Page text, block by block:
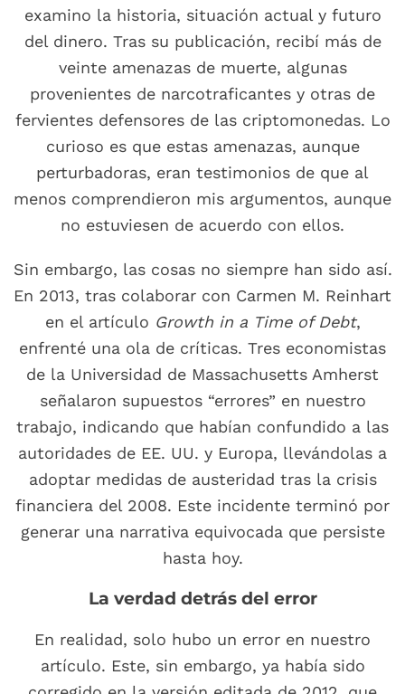
examino la historia, situación actual y futuro
del dinero. Tras su publicación, recibí más de
veinte amenazas de muerte, algunas
provenientes de narcotraficantes y otras de
fervientes defensores de las criptomonedas. Lo
curioso es que estas amenazas, aunque
perturbadoras, eran testimonios de que al
menos comprendieron mis argumentos, aunque
no estuviesen de acuerdo con ellos.
Sin embargo, las cosas no siempre han sido así.
En 2013, tras colaborar con Carmen M. Reinhart
en el artículo Growth in a Time of Debt,
enfrenté una ola de críticas. Tres economistas
de la Universidad de Massachusetts Amherst
señalaron supuestos “errores” en nuestro
trabajo, indicando que habían confundido a las
autoridades de EE. UU. y Europa, llevándolas a
adoptar medidas de austeridad tras la crisis
financiera del 2008. Este incidente terminó por
generar una narrativa equivocada que persiste
hasta hoy.
La verdad detrás del error
En realidad, solo hubo un error en nuestro
artículo. Este, sin embargo, ya había sido